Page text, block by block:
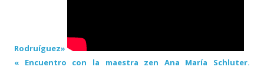
Rodruíguez»
« Encuentro con la maestra zen Ana María Schluter.